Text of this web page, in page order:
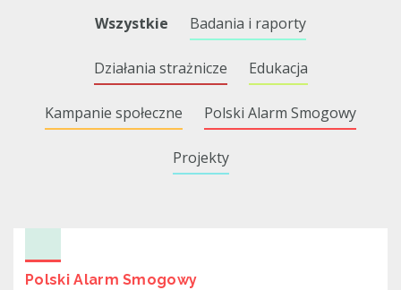
Wszystkie Badania i raporty
Działania strażnicze Edukacja
Kampanie społeczne Polski Alarm Smogowy
Projekty
Polski Alarm Smogowy